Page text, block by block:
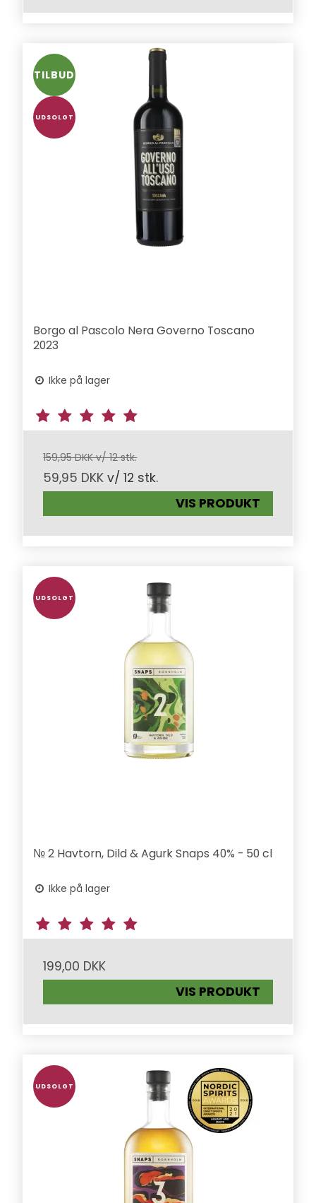
TILBUD
UDSOLGT
Borgo al Pascolo Nera Governo Toscano
2023
Ikke på lager
159,95 DKK v/ 12 stk.
59,95 DKK v/ 12 stk.
VIS PRODUKT
UDSOLGT
№ 2 Havtorn, Dild & Agurk Snaps 40% - 50 cl
Ikke på lager
199,00 DKK
VIS PRODUKT
UDSOLGT